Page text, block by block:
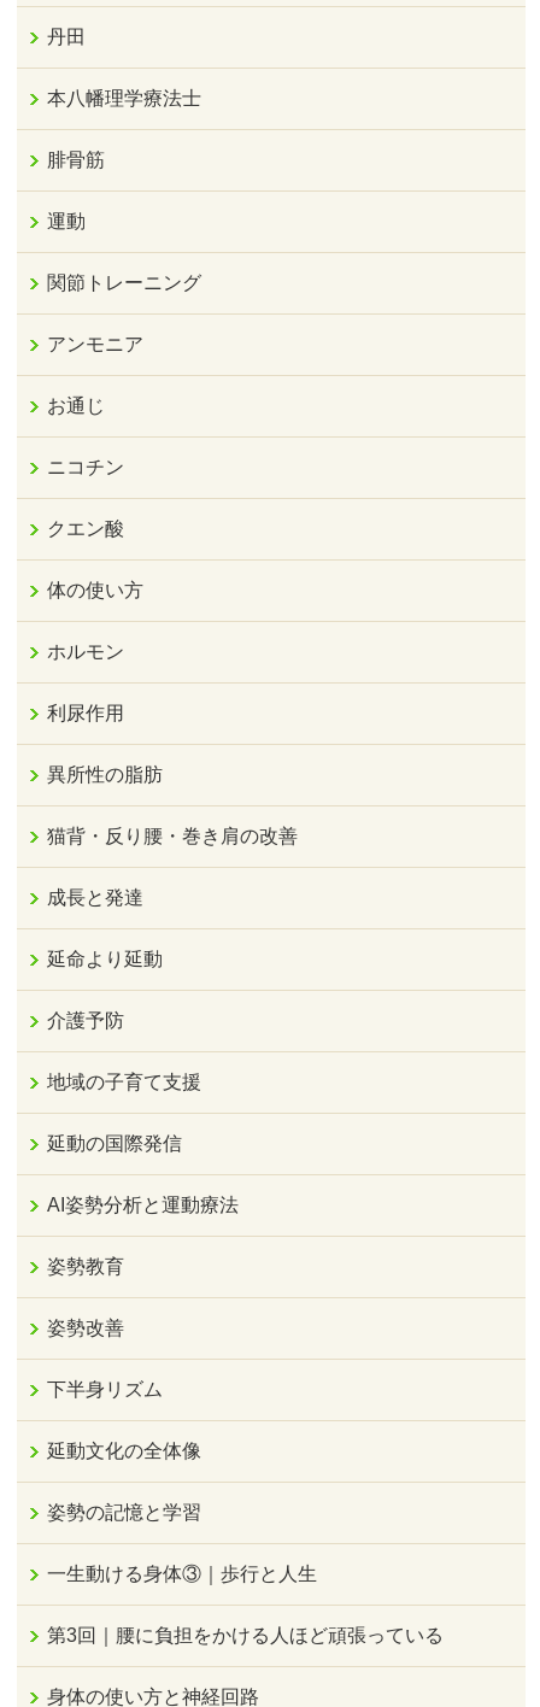
丹田
本八幡理学療法士
腓骨筋
運動
関節トレーニング
アンモニア
お通じ
ニコチン
クエン酸
体の使い方
ホルモン
利尿作用
異所性の脂肪
猫背・反り腰・巻き肩の改善
成長と発達
延命より延動
介護予防
地域の子育て支援
延動の国際発信
AI姿勢分析と運動療法
姿勢教育
姿勢改善
下半身リズム
延動文化の全体像
姿勢の記憶と学習
一生動ける身体③｜歩行と人生
第3回｜腰に負担をかける人ほど頑張っている
身体の使い方と神経回路